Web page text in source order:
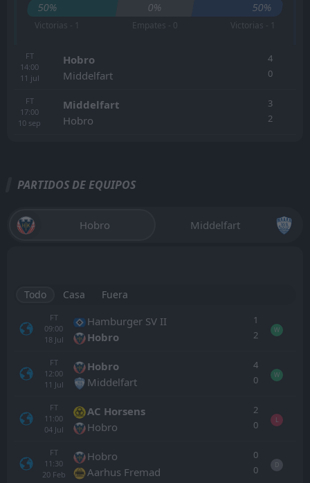
50% 0% 50%
Victorias - 1 Empates - 0 Victorias - 1
FT
14:00
11 jul
Hobro
Middelfart
4
0
FT
17:00
10 sep
Middelfart
Hobro
3
2
PARTIDOS DE EQUIPOS
Hobro Middelfart
Todo Casa Fuera
FT
09:00
18 Jul
Hamburger SV II
Hobro
1
2
W
FT
12:00
11 Jul
Hobro
Middelfart
4
0
W
FT
11:00
04 Jul
AC Horsens
Hobro
2
0
L
FT
11:30
20 Feb
Hobro
Aarhus Fremad
0
0
D